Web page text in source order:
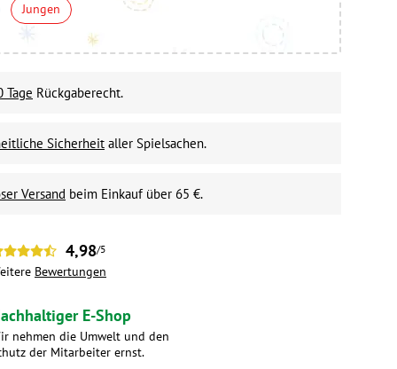
Jungen
Tage Rückgaberecht.
Sicherheit aller Spielsachen.
Versand beim Einkauf über 65 €.
4,98/5
Bewertungen
E-Shop
nehmen die Umwelt und den
der Mitarbeiter ernst.